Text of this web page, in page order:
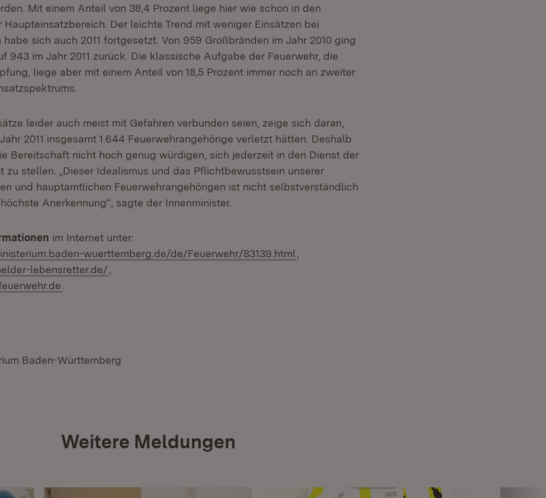
Mit einem Anteil von 38,4 Prozent liege hier wie schon in den
Haupteinsatzbereich. Der leichte Trend mit weniger Einsätzen bei
habe sich auch 2011 fortgesetzt. Von 959 Großbränden im Jahr 2010 ging
943 im Jahr 2011 zurück. Die klassische Aufgabe der Feuerwehr, die
liege aber mit einem Anteil von 18,5 Prozent immer noch an zweiter
leider auch meist mit Gefahren verbunden seien, zeige sich daran,
2011 insgesamt 1.644 Feuerwehrangehörige verletzt hätten. Deshalb
Bereitschaft nicht hoch genug würdigen, sich jederzeit in den Dienst der
zu stellen. „Dieser Idealismus und das Pflichtbewusstsein unserer
und hauptamtlichen Feuerwehrangehörigen ist nicht selbstverständlich
Anerkennung“, sagte der Innenminister.
im Internet unter:
wuerttemberg.de/de/Feuerwehr/83139.html
lebensretter.de/
Baden-Württemberg
Weitere Meldungen